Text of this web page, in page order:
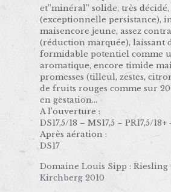
et’’minéral’’ solide, très
(exceptionnelle persistance),
maisencore jeune, assez
(réduction marquée), laissant
formidable potentiel comme
aromatique, encore timide
promesses (tilleul, zestes,
de fruits rouges comme sur
en gestation…
A l’ouverture :
DS17,5/18 – MS17,5 – PR17,5/18+
Après aération :
DS17
Domaine Louis Sipp : Riesling
Kirchberg 2010